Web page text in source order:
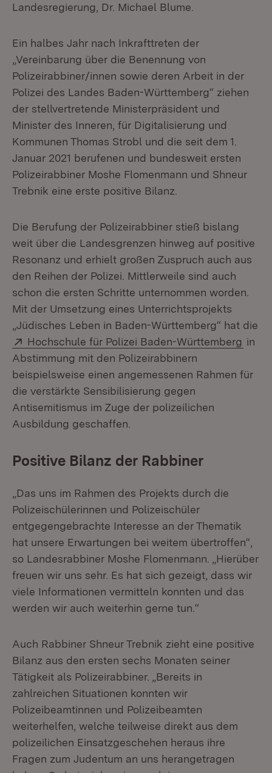
Landesregierung, Dr. Michael Blume.
Ein halbes Jahr nach Inkrafttreten der
„Vereinbarung über die Benennung von
Polizeirabbiner/innen sowie deren Arbeit in der
Polizei des Landes Baden-Württemberg“ ziehen
der stellvertretende Ministerpräsident und
Minister des Inneren, für Digitalisierung und
Kommunen Thomas Strobl und die seit dem 1.
Januar 2021 berufenen und bundesweit ersten
Polizeirabbiner Moshe Flomenmann und Shneur
Trebnik eine erste positive Bilanz.
Die Berufung der Polizeirabbiner stieß bislang
weit über die Landesgrenzen hinweg auf positive
Resonanz und erhielt großen Zuspruch auch aus
den Reihen der Polizei. Mittlerweile sind auch
schon die ersten Schritte unternommen worden.
Mit der Umsetzung eines Unterrichtsprojekts
„Jüdisches Leben in Baden-Württemberg“ hat die
Extern:
Hochschule für Polizei Baden-Württemberg in
Abstimmung mit den Polizeirabbinern
beispielsweise einen angemessenen Rahmen für
die verstärkte Sensibilisierung gegen
Antisemitismus im Zuge der polizeilichen
Ausbildung geschaffen.
Positive Bilanz der Rabbiner
„Das uns im Rahmen des Projekts durch die
Polizeischülerinnen und Polizeischüler
entgegengebrachte Interesse an der Thematik
hat unsere Erwartungen bei weitem übertroffen“,
so Landesrabbiner Moshe Flomenmann. „Hierüber
freuen wir uns sehr. Es hat sich gezeigt, dass wir
viele Informationen vermitteln konnten und das
werden wir auch weiterhin gerne tun.“
Auch Rabbiner Shneur Trebnik zieht eine positive
Bilanz aus den ersten sechs Monaten seiner
Tätigkeit als Polizeirabbiner. „Bereits in
zahlreichen Situationen konnten wir
Polizeibeamtinnen und Polizeibeamten
weiterhelfen, welche teilweise direkt aus dem
polizeilichen Einsatzgeschehen heraus ihre
Fragen zum Judentum an uns herangetragen